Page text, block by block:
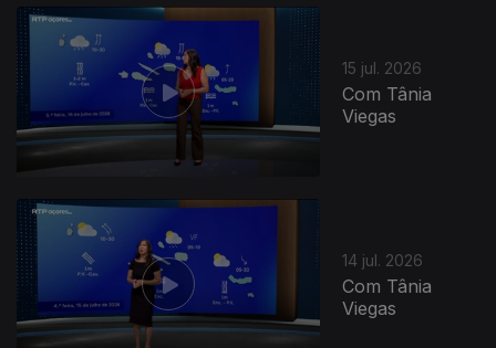
15 jul. 2026
Com Tânia
Viegas
14 jul. 2026
Com Tânia
Viegas
942763